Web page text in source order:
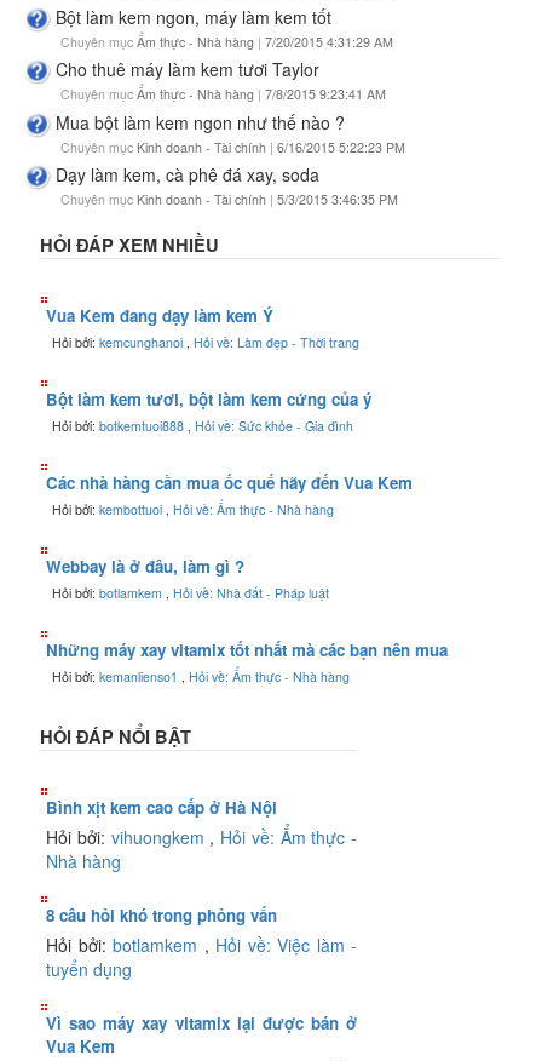
Bột làm kem ngon, máy làm kem tốt
Chuyên mục Ẩm thực - Nhà hàng | 7/20/2015 4:31:29 AM
Cho thuê máy làm kem tươi Taylor
Chuyên mục Ẩm thực - Nhà hàng | 7/8/2015 9:23:41 AM
Mua bột làm kem ngon như thế nào ?
Chuyên mục Kinh doanh - Tài chính | 6/16/2015 5:22:23 PM
Dạy làm kem, cà phê đá xay, soda
Chuyên mục Kinh doanh - Tài chính | 5/3/2015 3:46:35 PM
HỎI ĐÁP XEM NHIỀU
Vua Kem đang dạy làm kem Ý
Hỏi bởi: kemcunghanoi Hỏi về: Làm đẹp - Thời trang
Bột làm kem tươi, bột làm kem cứng của ý
Hỏi bởi: botkemtuoi888 Hỏi về: Sức khỏe - Gia đình
Các nhà hàng cần mua ốc quế hãy đến Vua Kem
Hỏi bởi: kembottuoi Hỏi về: Ẩm thực - Nhà hàng
Webbay là ở đâu, làm gì ?
Hỏi bởi: botlamkem Hỏi về: Nhà đất - Pháp luật
Những máy xay vitamix tốt nhất mà các bạn nên mua
Hỏi bởi: kemanlienso1 Hỏi về: Ẩm thực - Nhà hàng
HỎI ĐÁP NỔI BẬT
Bình xịt kem cao cấp ở Hà Nội
Hỏi bởi: vihuongkem , Hỏi về: Ẩm thực -
Nhà hàng
8 câu hỏi khó trong phỏng vấn
Hỏi bởi: botlamkem , Hỏi về: Việc làm -
tuyển dụng
Vì sao máy xay vitamix lại được bán ở
Vua Kem